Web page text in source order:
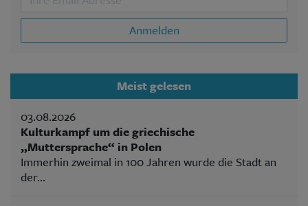
Anmelden
Meist gelesen
03.08.2026
Kulturkampf um die griechische
„Muttersprache“ in Polen
Immerhin zweimal in 100 Jahren wurde die Stadt an
der...